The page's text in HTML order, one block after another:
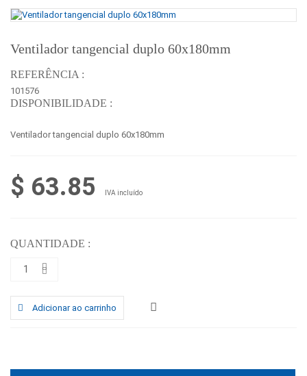
Ventilador tangencial duplo 60x180mm
REFERÊNCIA :
101576
DISPONIBILIDADE :
Ventilador tangencial duplo 60x180mm
$ 63.85 IVA incluído
QUANTIDADE :
Adicionar ao carrinho